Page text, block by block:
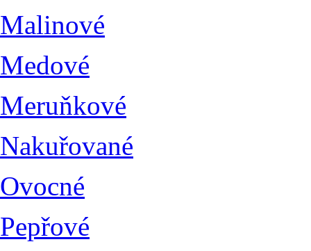
Malinové
Medové
Meruňkové
Nakuřované
Ovocné
Pepřové